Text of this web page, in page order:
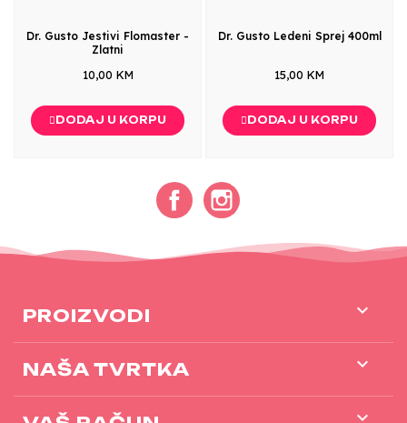
Dr. Gusto Jestivi Flomaster -
Zlatni
10,00 KM
DODAJ U KORPU
Dr. Gusto Ledeni Sprej 400ml
15,00 KM
DODAJ U KORPU
Facebook
PROIZVODI 
NAŠA TVRTKA 
